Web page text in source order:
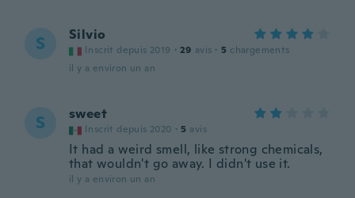
S Silvio
Inscrit depuis 2019 · 29 avis · 5 chargements
il y a environ un an
S sweet
Inscrit depuis 2020 · 5 avis
It had a weird smell, like strong chemicals,
that wouldn't go away. I didn't use it.
il y a environ un an